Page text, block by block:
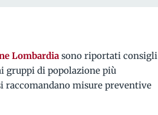
Lombardia sono riportati consigli
gruppi di popolazione più
raccomandano misure preventive